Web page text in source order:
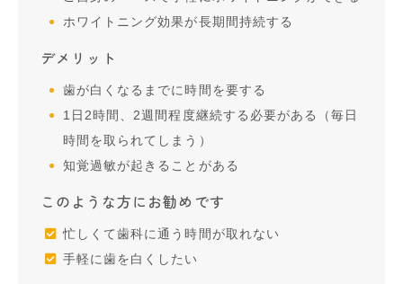
ホワイトニング効果が長期間持続する
デメリット
歯が白くなるまでに時間を要する
1日2時間、2週間程度継続する必要がある（毎日
時間を取られてしまう）
知覚過敏が起きることがある
このような方にお勧めです
忙しくて歯科に通う時間が取れない
手軽に歯を白くしたい